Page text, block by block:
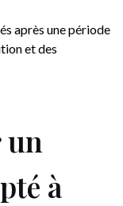
après une période
et des
un
à